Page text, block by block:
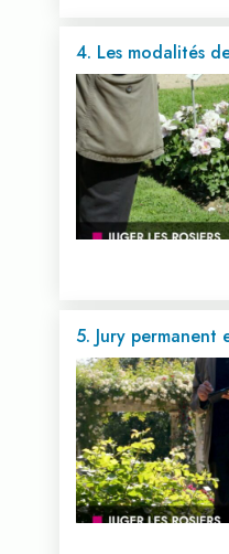
Voir
4. Les modalités
Voir
5. Jury